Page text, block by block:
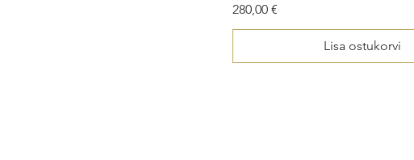
Price
280,00 €
Lisa ostukorvi